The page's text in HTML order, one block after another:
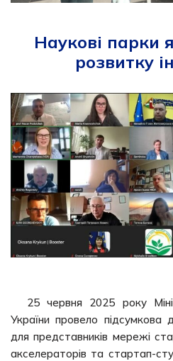
Наукові парки
розвитку
25 червня 2025 року
України провело підсумкова
для представників мережі
акселераторів та стартап-